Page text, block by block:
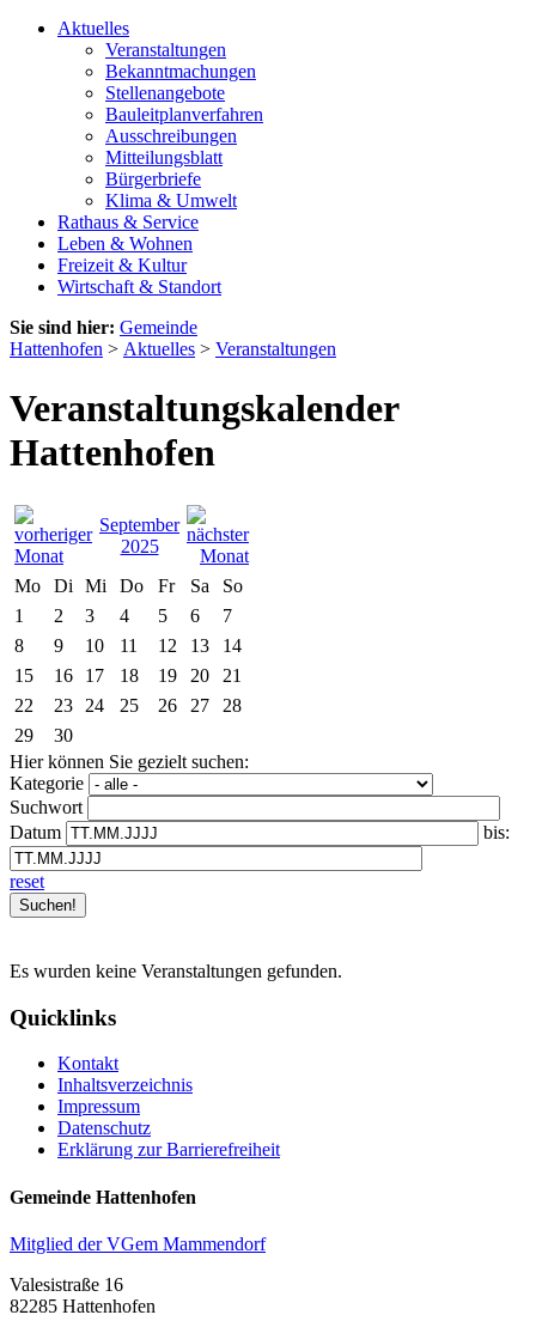
Aktuelles
Veranstaltungen
Bekanntmachungen
Stellenangebote
Bauleitplanverfahren
Ausschreibungen
Mitteilungsblatt
Bürgerbriefe
Klima & Umwelt
Rathaus & Service
Leben & Wohnen
Freizeit & Kultur
Wirtschaft & Standort
Sie sind hier: Gemeinde
Hattenhofen > Aktuelles > Veranstaltungen
Veranstaltungskalender
Hattenhofen
September
2025
Mo
Di Mi Do Fr Sa
So
1
2 3 4 5 6
7
8
9 10 11 12 13
14
15
16 17 18 19 20
21
22
23 24 25 26 27
28
29
30
Hier können Sie gezielt suchen:
Kategorie
Suchwort
Datum
bis:
reset
Es wurden keine Veranstaltungen gefunden.
Quicklinks
Kontakt
Inhaltsverzeichnis
Impressum
Datenschutz
Erklärung zur Barrierefreiheit
Gemeinde Hattenhofen
Mitglied der VGem Mammendorf
Valesistraße 16
82285 Hattenhofen